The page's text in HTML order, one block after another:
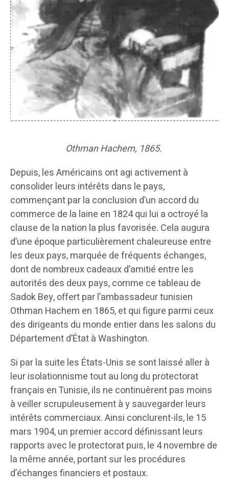
Othman Hachem, 1865.
Depuis, les Américains ont agi activement à
consolider leurs intérêts dans le pays,
commençant par la conclusion d’un accord du
commerce de la laine en 1824 qui lui a octroyé la
clause de la nation la plus favorisée. Cela augura
d’une époque particulièrement chaleureuse entre
les deux pays, marquée de fréquents échanges,
dont de nombreux cadeaux d’amitié entre les
autorités des deux pays, comme ce tableau de
Sadok Bey, offert par l’ambassadeur tunisien
Othman Hachem en 1865, et qui figure parmi ceux
des dirigeants du monde entier dans les salons du
Département d’État à Washington.
Si par la suite les États-Unis se sont laissé aller à
leur isolationnisme tout au long du protectorat
français en Tunisie, ils ne continuèrent pas moins
à veiller scrupuleusement à y sauvegarder leurs
intérêts commerciaux. Ainsi conclurent-ils, le 15
mars 1904, un premier accord définissant leurs
rapports avec le protectorat puis, le 4 novembre de
la même année, portant sur les procédures
d’échanges financiers et postaux.